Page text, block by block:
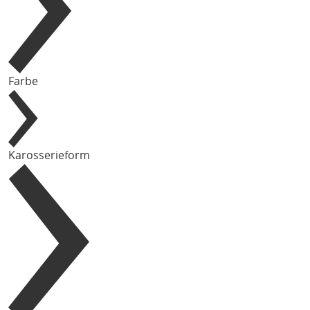
Farbe
Karosserieform